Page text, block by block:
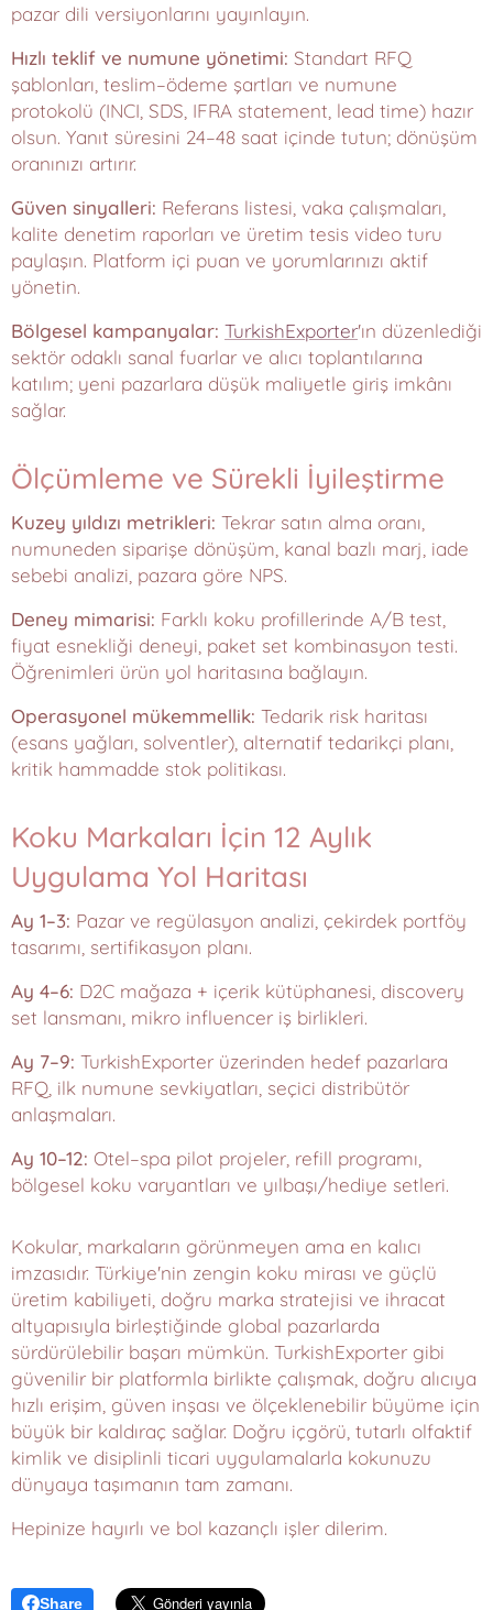
pazar dili versiyonlarını yayınlayın.
Hızlı teklif ve numune yönetimi: Standart RFQ
şablonları, teslim–ödeme şartları ve numune
protokolü (INCI, SDS, IFRA statement, lead time) hazır
olsun. Yanıt süresini 24–48 saat içinde tutun; dönüşüm
oranınızı artırır.
Güven sinyalleri: Referans listesi, vaka çalışmaları,
kalite denetim raporları ve üretim tesis video turu
paylaşın. Platform içi puan ve yorumlarınızı aktif
yönetin.
Bölgesel kampanyalar: TurkishExporter'ın düzenlediği
sektör odaklı sanal fuarlar ve alıcı toplantılarına
katılım; yeni pazarlara düşük maliyetle giriş imkânı
sağlar.
Ölçümleme ve Sürekli İyileştirme
Kuzey yıldızı metrikleri: Tekrar satın alma oranı,
numuneden siparişe dönüşüm, kanal bazlı marj, iade
sebebi analizi, pazara göre NPS.
Deney mimarisi: Farklı koku profillerinde A/B test,
fiyat esnekliği deneyi, paket set kombinasyon testi.
Öğrenimleri ürün yol haritasına bağlayın.
Operasyonel mükemmellik: Tedarik risk haritası
(esans yağları, solventler), alternatif tedarikçi planı,
kritik hammadde stok politikası.
Koku Markaları İçin 12 Aylık
Uygulama Yol Haritası
Ay 1–3: Pazar ve regülasyon analizi, çekirdek portföy
tasarımı, sertifikasyon planı.
Ay 4–6: D2C mağaza + içerik kütüphanesi, discovery
set lansmanı, mikro influencer iş birlikleri.
Ay 7–9: TurkishExporter üzerinden hedef pazarlara
RFQ, ilk numune sevkiyatları, seçici distribütör
anlaşmaları.
Ay 10–12: Otel–spa pilot projeler, refill programı,
bölgesel koku varyantları ve yılbaşı/hediye setleri.
Kokular, markaların görünmeyen ama en kalıcı
imzasıdır. Türkiye'nin zengin koku mirası ve güçlü
üretim kabiliyeti, doğru marka stratejisi ve ihracat
altyapısıyla birleştiğinde global pazarlarda
sürdürülebilir başarı mümkün. TurkishExporter gibi
güvenilir bir platformla birlikte çalışmak, doğru alıcıya
hızlı erişim, güven inşası ve ölçeklenebilir büyüme için
büyük bir kaldıraç sağlar. Doğru içgörü, tutarlı olfaktif
kimlik ve disiplinli ticari uygulamalarla kokunuzu
dünyaya taşımanın tam zamanı.
Hepinize hayırlı ve bol kazançlı işler dilerim.
Share